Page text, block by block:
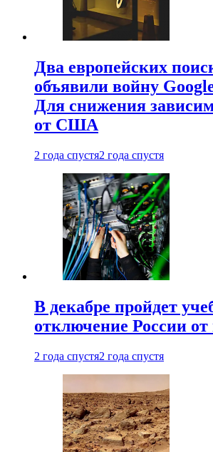
Два европейских
объявили войну
Для снижения
от США
2 года спустя2 года спустя
В декабре пройдет
отключение России от
2 года спустя2 года спустя